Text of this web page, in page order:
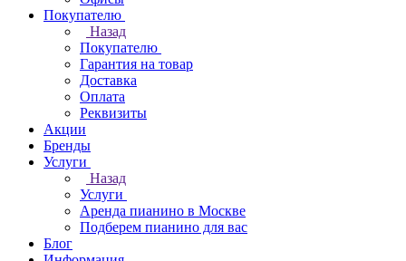
Покупателю
Назад
Покупателю
Гарантия на товар
Доставка
Оплата
Реквизиты
Акции
Бренды
Услуги
Назад
Услуги
Аренда пианино в Москве
Подберем пианино для вас
Блог